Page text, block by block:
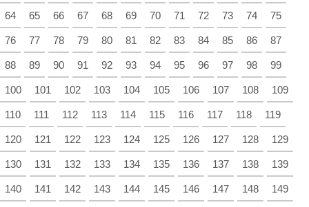
64 65 66 67 68 69 70 71 72 73 74 75
76 77 78 79 80 81 82 83 84 85 86 87
88 89 90 91 92 93 94 95 96 97 98 99
100 101 102 103 104 105 106 107 108 109
110 111 112 113 114 115 116 117 118 119
120 121 122 123 124 125 126 127 128 129
130 131 132 133 134 135 136 137 138 139
140 141 142 143 144 145 146 147 148 149